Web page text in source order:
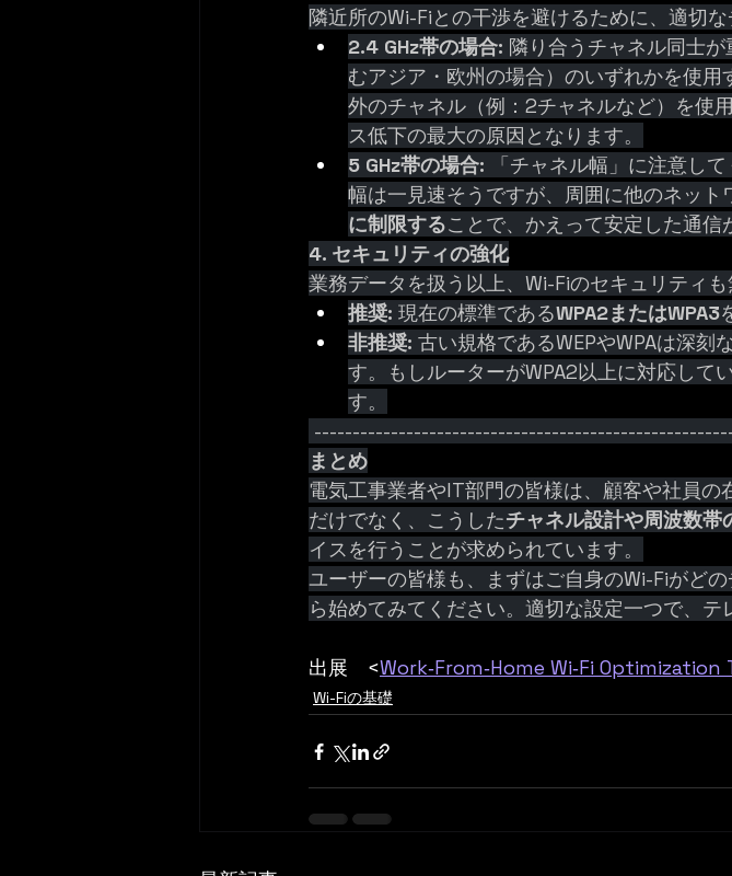
隣近所のWi-Fiとの干渉を避けるために、適切な
2.4 GHz帯の場合: 隣り合うチャネル同士が
むアジア・欧州の場合）のいずれかを使
外のチャネル（例：2チャネルなど）を使
ス低下の最大の原因となります。
5 GHz帯の場合: 「チャネル幅」に注意し
幅は一見速そうですが、周囲に他のネット
に制限することで、かえって安定した通信
4. セキュリティの強化
業務データを扱う以上、Wi-Fiのセキュリティも
推奨: 現在の標準であるWPA2またはWPA3
非推奨: 古い規格であるWEPやWPAは深刻
す。もしルーターがWPA2以上に対応して
す。
まとめ
電気工事業者やIT部門の皆様は、顧客や社員の
だけでなく、こうしたチャネル設計や周波数帯
イスを行うことが求められています。
ユーザーの皆様も、まずはご自身のWi-Fiがど
ら始めてみてください。適切な設定一つで、テ
出展　<Work‑From‑Home Wi‑Fi Optimization
Wi-Fiの基礎